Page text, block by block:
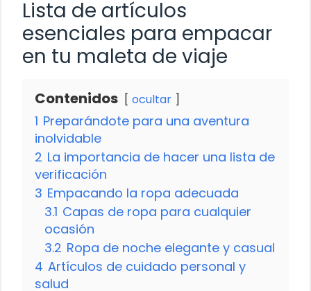
Lista de artículos
esenciales para empacar
en tu maleta de viaje
Contenidos ocultar
1 Preparándote para una aventura
inolvidable
2 La importancia de hacer una lista de
verificación
3 Empacando la ropa adecuada
3.1 Capas de ropa para cualquier
ocasión
3.2 Ropa de noche elegante y casual
4 Artículos de cuidado personal y
salud